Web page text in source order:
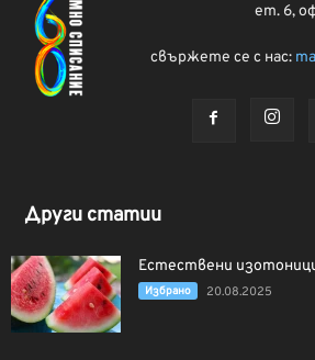
ет. 6,
свържете се с нас:
Други статии
Естествени
Избрано 20.08.2025